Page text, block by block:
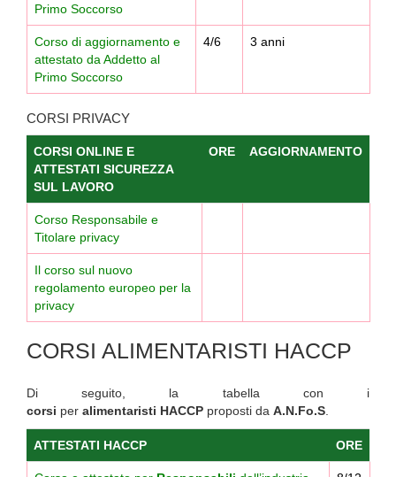
Primo Soccorso
Corso di aggiornamento e
attestato da Addetto al
Primo Soccorso
4/6 3 anni
CORSI PRIVACY
CORSI ONLINE E
ATTESTATI SICUREZZA
SUL LAVORO
ORE AGGIORNAMENTO
Corso Responsabile e
Titolare privacy
Il corso sul nuovo
regolamento europeo per la
privacy
CORSI ALIMENTARISTI HACCP
Di seguito, la tabella con i
corsi per alimentaristi HACCP proposti da A.N.Fo.S
ATTESTATI HACCP ORE